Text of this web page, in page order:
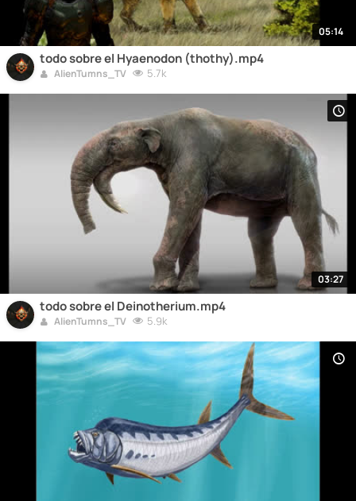
05:14
todo sobre el Hyaenodon (thothy).mp4
AlienTumns_TV 5.7k
03:27
todo sobre el Deinotherium.mp4
AlienTumns_TV 5.9k